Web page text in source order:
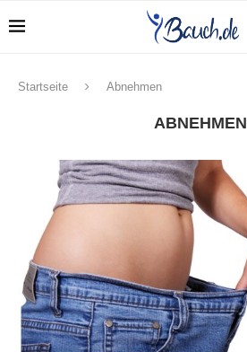
Startseite Abnehmen
ABNEHMEN